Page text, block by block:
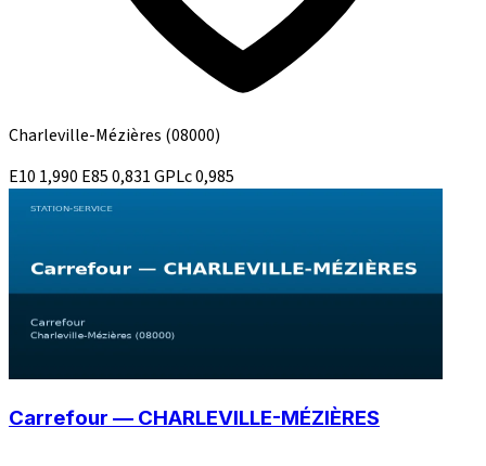
Charleville-Mézières (08000)
E10 1,990 E850,831GPLc0,985
Carrefour — CHARLEVILLE-MÉZIÈRES